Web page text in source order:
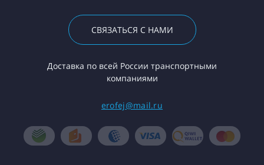
СВЯЗАТЬСЯ С НАМИ
Доставка по всей России транспортными
компаниями
erofej@mail.ru